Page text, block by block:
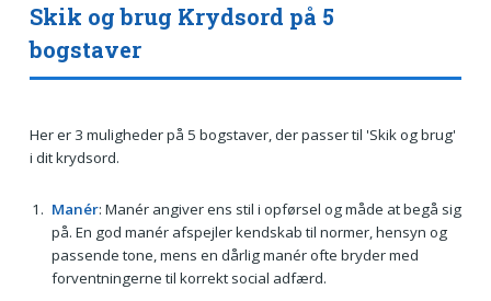
Skik og brug Krydsord på 5
bogstaver
Her er 3 muligheder på 5 bogstaver, der passer til 'Skik og brug'
i dit krydsord.
Manér: Manér angiver ens stil i opførsel og måde at begå sig
på. En god manér afspejler kendskab til normer, hensyn og
passende tone, mens en dårlig manér ofte bryder med
forventningerne til korrekt social adfærd.